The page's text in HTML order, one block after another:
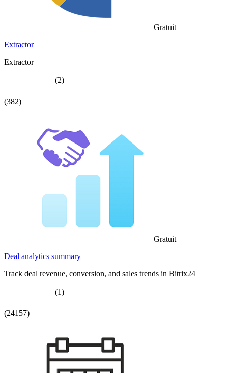
Gratuit
Extractor
Extractor
(2)
(382)
Gratuit
Deal analytics summary
Track deal revenue, conversion, and sales trends in Bitrix24
(1)
(24157)